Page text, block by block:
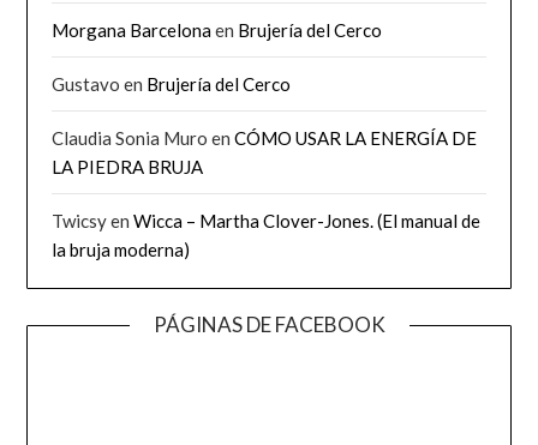
Morgana Barcelonaen Brujería del Cerco
Gustavo en Brujería del Cerco
Claudia Sonia Muro enCÓMO USAR LA ENERGÍA DE
LA PIEDRA BRUJA
TwicsyenWicca – Martha Clover-Jones. (El manual de
la bruja moderna)
PÁGINAS DE FACEBOOK